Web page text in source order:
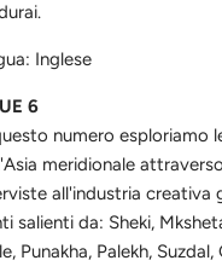
Inglese
6
numero esploriamo
meridionale
all'industria creativa
salienti da: Sheki,
Punakha, Palekh, Suzdal,